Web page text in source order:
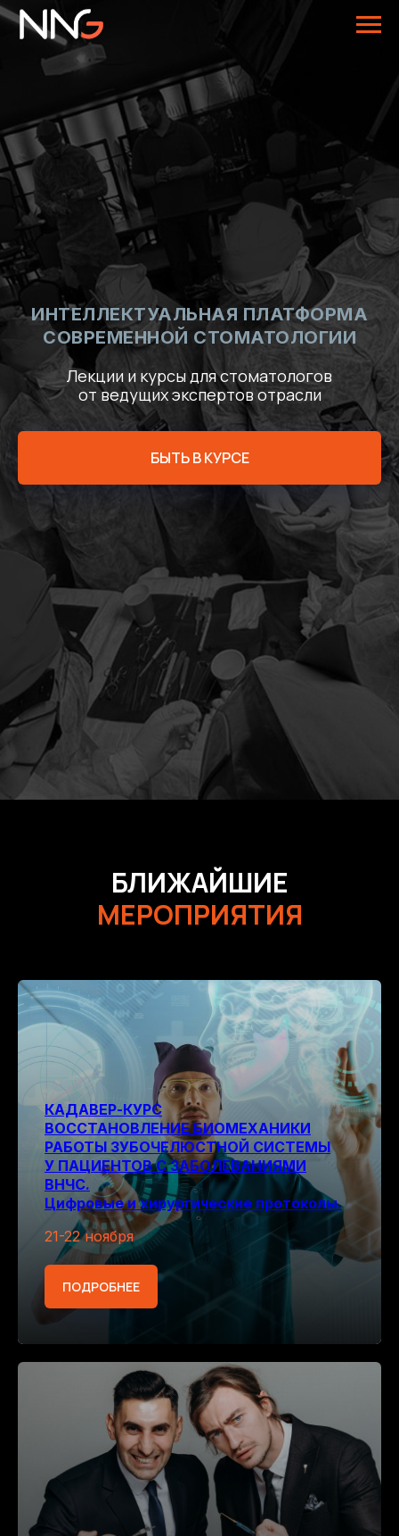
ИНТЕЛЛЕКТУАЛЬНАЯ ПЛАТФОРМА
СОВРЕМЕННОЙ СТОМАТОЛОГИИ
Лекции и курсы для стоматологов
от ведущих экспертов отрасли
БЫТЬ В КУРСЕ
БЛИЖАЙШИЕ
МЕРОПРИЯТИЯ
КАДАВЕР-КУРС
ВОССТАНОВЛЕНИЕ БИОМЕХАНИКИ
РАБОТЫ ЗУБОЧЕЛЮСТНОЙ СИСТЕМЫ
У ПАЦИЕНТОВ С ЗАБОЛЕВАНИЯМИ
ВНЧС.
Цифровые и хирургические протоколы.
21-22 ноября
ПОДРОБНЕЕ